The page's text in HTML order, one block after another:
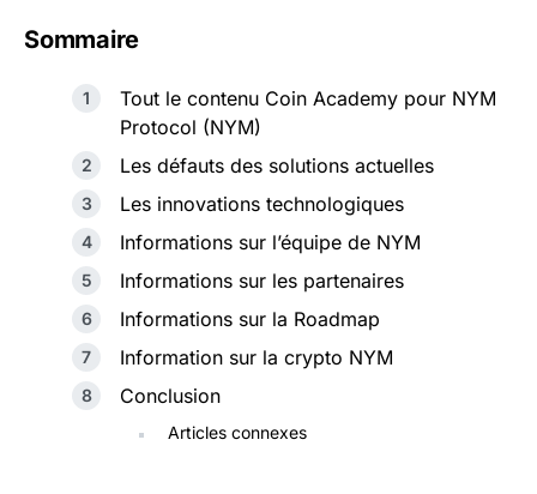
Sommaire
Tout le contenu Coin Academy pour NYM
Protocol (NYM)
Les défauts des solutions actuelles
Les innovations technologiques
Informations sur l’équipe de NYM
Informations sur les partenaires
Informations sur la Roadmap
Information sur la crypto NYM
Conclusion
Articles connexes